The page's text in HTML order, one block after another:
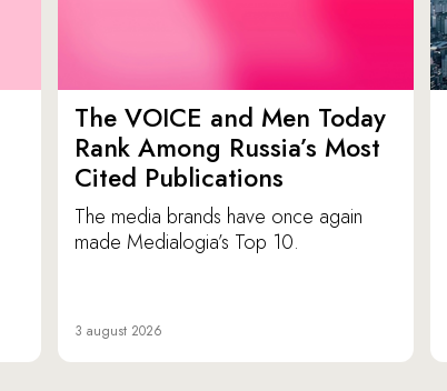
The VOICE and Men Today
Rank Among Russia’s Most
Cited Publications
The media brands have once again
made Medialogia’s Top 10.
3 august 2026